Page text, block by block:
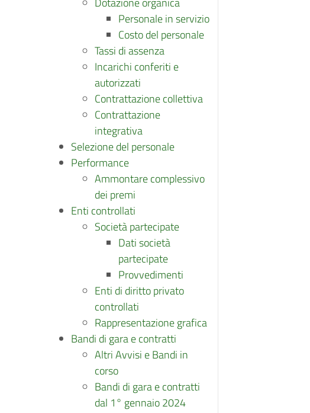
Personale in servizio
Costo del personale
Tassi di assenza
Incarichi conferiti e
autorizzati
Contrattazione collettiva
Contrattazione
integrativa
Selezione del personale
Performance
Ammontare complessivo
dei premi
Enti controllati
Società partecipate
Dati società
partecipate
Provvedimenti
Enti di diritto privato
controllati
Rappresentazione grafica
Bandi di gara e contratti
Altri Avvisi e Bandi in
corso
Bandi di gara e contratti
dal 1° gennaio 2024